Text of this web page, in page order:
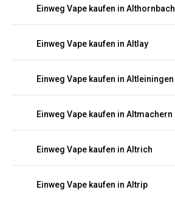
Einweg Vape kaufen in Althornbach
Einweg Vape kaufen in Altlay
Einweg Vape kaufen in Altleiningen
Einweg Vape kaufen in Altmachern
Einweg Vape kaufen in Altrich
Einweg Vape kaufen in Altrip